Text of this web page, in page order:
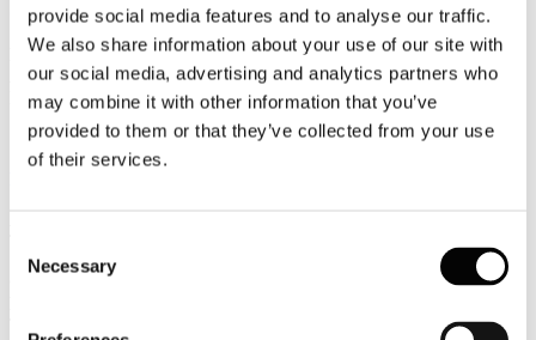
provide social media features and to analyse our traffic.
We also share information about your use of our site with
our social media, advertising and analytics partners who
may combine it with other information that you’ve
provided to them or that they’ve collected from your use
of their services.
Selection
Necessary
Circolari
FORMAZIONE FINANZIATA - CATALOGO FORMATIVO
A VALERE SU AVVISO 1/2016 FONDIMPRESA
Preadesione a catalogo corsi su Avviso 1/2016 Fondimpresa
Compagnie aeree dovranno rivedere nuovi ordini alla luce di